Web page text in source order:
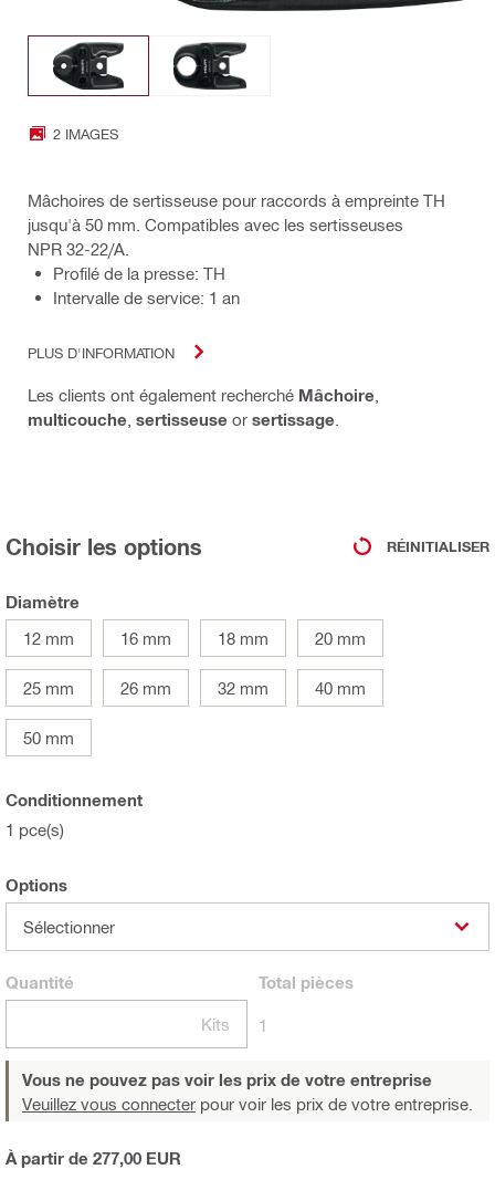
2 IMAGES
Mâchoires de sertisseuse pour raccords à empreinte TH
jusqu'à 50 mm. Compatibles avec les sertisseuses
NPR 32-22/A.
Profilé de la presse: TH
Intervalle de service: 1 an
PLUS D'INFORMATION
Les clients ont également recherché Mâchoire
multicouche sertisseuse or sertissage
Choisir les options RÉINITIALISER
Diamètre
12 mm
16 mm 18 mm 20 mm
25 mm 26 mm 32 mm 40 mm
50 mm
Conditionnement
1 pce(s)
Options
Sélectionner
Quantité
Kits
Total pièces
1
Vous ne pouvez pas voir les prix de votre entreprise
Veuillez vous connecter pour voir les prix de votre entreprise.
À partir de 277,00 EUR